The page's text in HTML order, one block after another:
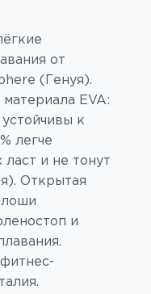
от
(Генуя).
EVA:
к
легче
ласт и не тонут
Открытая
и